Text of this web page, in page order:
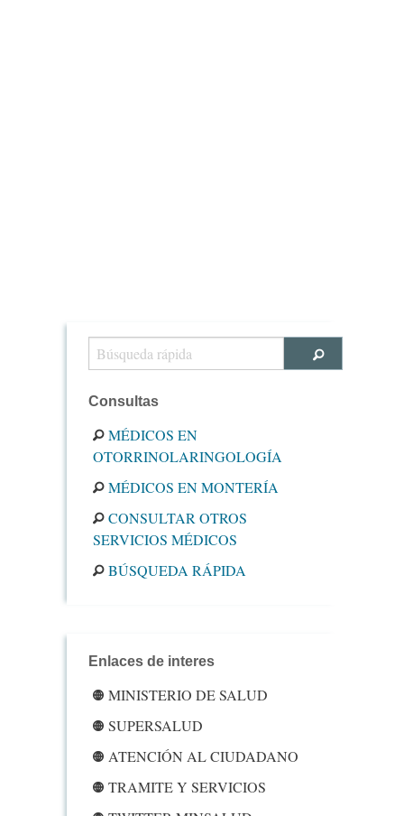
Consultas
MÉDICOS EN
OTORRINOLARINGOLOGÍA
MÉDICOS EN MONTERÍA
CONSULTAR OTROS
SERVICIOS MÉDICOS
BÚSQUEDA RÁPIDA
Enlaces de interes
MINISTERIO DE SALUD
SUPERSALUD
ATENCIÓN AL CIUDADANO
TRAMITE Y SERVICIOS